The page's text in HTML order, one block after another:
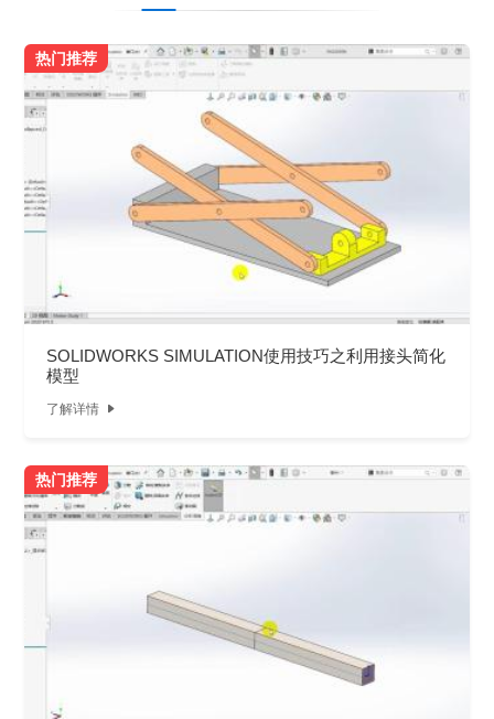
热门推荐
SOLIDWORKS SIMULATION使用技巧之利用接头简化
模型
了解详情 
热门推荐